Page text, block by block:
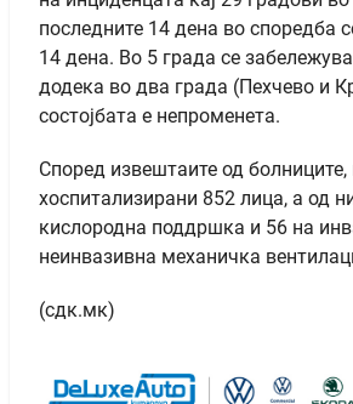
последните 14 дена во споредба
14 дена. Во 5 града се
додека во два града (Пехчево и
состојбата е непроменета.
Според извештаите од
хоспитализирани 852 лица, а од
кислородна поддршка и 56 на
неинвазивна механичка
(сдк.мк)